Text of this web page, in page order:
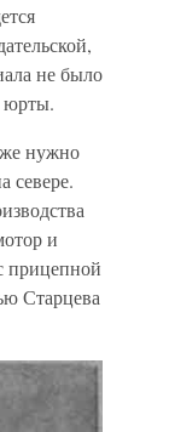
не было
юрты.
нужно
севере.
и
прицепной
Старцева